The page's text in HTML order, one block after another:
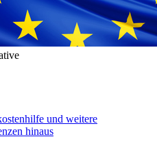
und weitere
hinaus